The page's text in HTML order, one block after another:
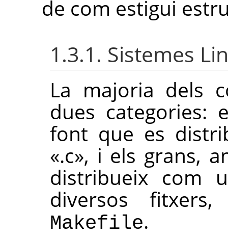
de com estigui
1.3.1. Sistemes
La majoria dels
dues categories:
font que es
«.c», i els grans,
distribueix com
diversos
Makefile.